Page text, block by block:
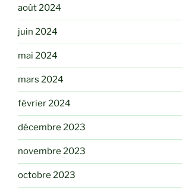
août 2024
juin 2024
mai 2024
mars 2024
février 2024
décembre 2023
novembre 2023
octobre 2023